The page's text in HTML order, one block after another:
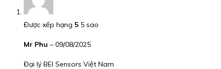
Được xếp hạng 5 5 sao
Mr Phu – 09/08/2025
Đại lý BEI Sensors Việt Nam